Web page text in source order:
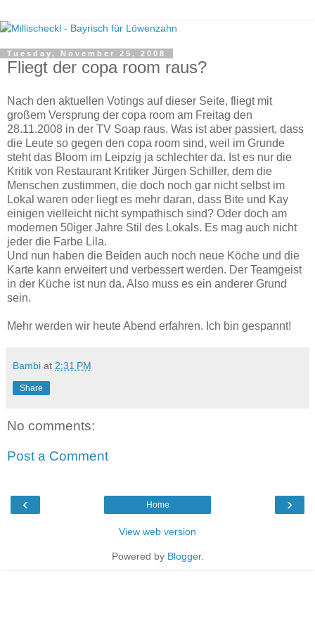
Tuesday, November 25, 2008
Fliegt der copa room raus?
Nach den aktuellen Votings auf dieser Seite, fliegt mit
großem Versprung der copa room am Freitag den
28.11.2008 in der TV Soap raus. Was ist aber passiert, dass
die Leute so gegen den copa room sind, weil im Grunde
steht das Bloom im Leipzig ja schlechter da. Ist es nur die
Kritik von Restaurant Kritiker Jürgen Schiller, dem die
Menschen zustimmen, die doch noch gar nicht selbst im
Lokal waren oder liegt es mehr daran, dass Bite und Kay
einigen vielleicht nicht sympathisch sind? Oder doch am
modernen 50iger Jahre Stil des Lokals. Es mag auch nicht
jeder die Farbe Lila.
Und nun haben die Beiden auch noch neue Köche und die
Karte kann erweitert und verbessert werden. Der Teamgeist
in der Küche ist nun da. Also muss es ein anderer Grund
sein.
Mehr werden wir heute Abend erfahren. Ich bin gespannt!
Bambi at 2:31 PM
Share
No comments:
Post a Comment
‹ ›
Home
View web version
Powered by Blogger.